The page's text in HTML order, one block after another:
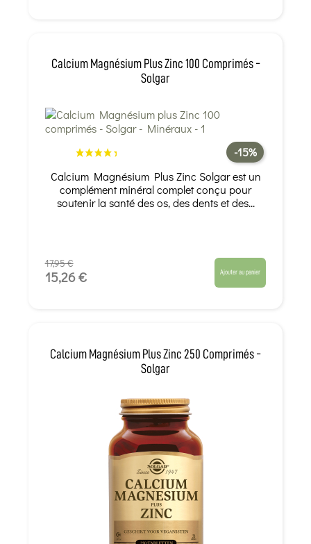
Calcium Magnésium Plus Zinc 100 Comprimés -
Solgar
-15%
Calcium Magnésium Plus Zinc Solgar est un
complément minéral complet conçu pour
soutenir la santé des os, des dents et des...
17,95 €
15,26 € Ajouter au panier
Calcium Magnésium Plus Zinc 250 Comprimés -
Solgar